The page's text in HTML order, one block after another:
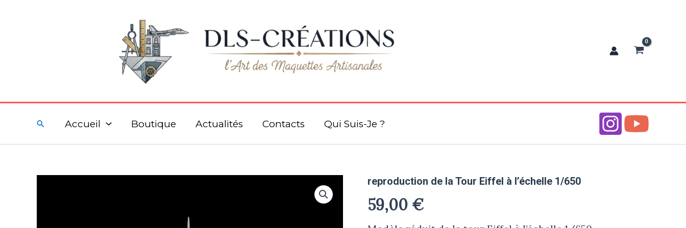
RechercherAccueil Boutique Actualités Contacts Qui Suis-Je ?
reproduction de la Tour Eiffel à l’échelle 1/650
59,00 €
quantité
reproduction
de